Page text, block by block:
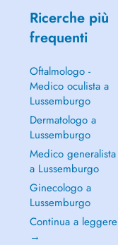
Ricerche più
frequenti
Oftalmologo -
Medico oculista a
Lussemburgo
Dermatologo a
Lussemburgo
Medico generalista
a Lussemburgo
Ginecologo a
Lussemburgo
Continua a leggere
→